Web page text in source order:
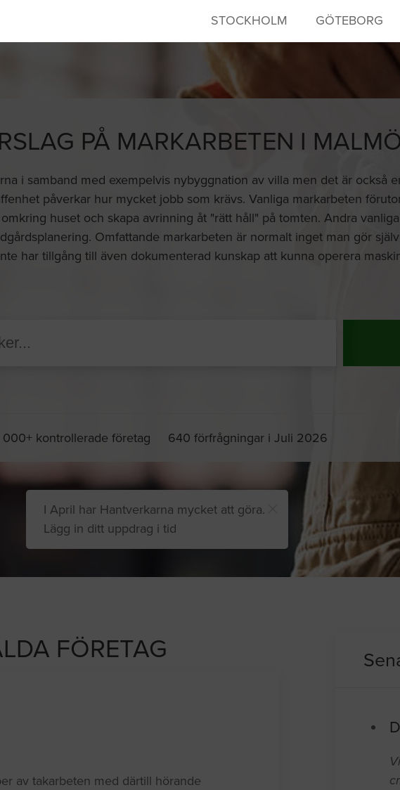
STOCKHOLM GÖTEBORG
PÅ MARKARBETEN I
i samband med exempelvis nybyggnation av villa men det är också
påverkar hur mycket jobb som krävs. Vanliga markarbeten
huset och skapa avrinning åt "rätt håll" på tomten. Andra
Omfattande markarbeten är normalt inget man gör
har tillgång till även dokumenterad kunskap att kunna operera
000+ kontrollerade företag 640 förfrågningar i Juli 2026
I April har Hantverkarna mycket att göra.
Lägg in ditt uppdrag i tid
Du och
proffshjälp
FÖRETAG
av takarbeten med därtill hörande